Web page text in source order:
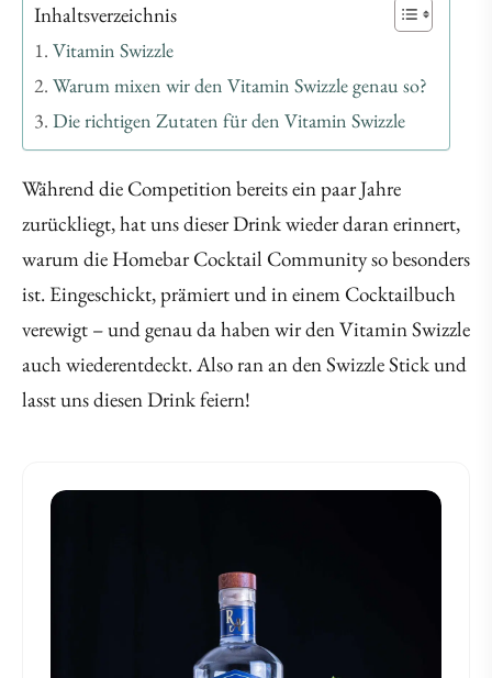
Inhaltsverzeichnis
Vitamin Swizzle
Warum mixen wir den Vitamin Swizzle genau so?
Die richtigen Zutaten für den Vitamin Swizzle
Während die Competition bereits ein paar Jahre
zurückliegt, hat uns dieser Drink wieder daran erinnert,
warum die Homebar Cocktail Community so besonders
ist. Eingeschickt, prämiert und in einem Cocktailbuch
verewigt – und genau da haben wir denVitamin Swizzle
auch wiederentdeckt. Also ran an den Swizzle Stick und
lasst uns diesen Drink feiern!